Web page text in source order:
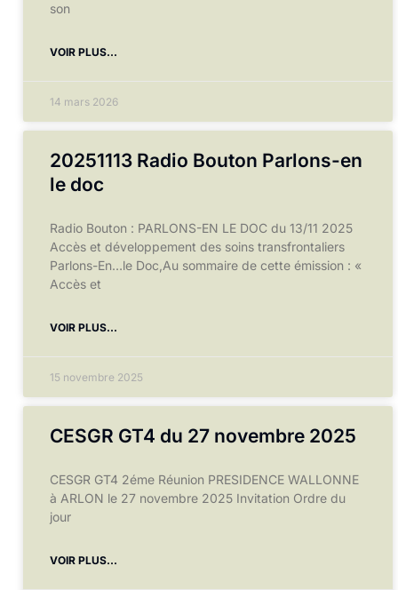
son
VOIR PLUS...
14 mars 2026
20251113 Radio Bouton Parlons-en
le doc
Radio Bouton : PARLONS-EN LE DOC du 13/11 2025
Accès et développement des soins transfrontaliers
Parlons-En…le Doc,Au sommaire de cette émission : «
Accès et
VOIR PLUS...
15 novembre 2025
CESGR GT4 du 27 novembre 2025
CESGR GT4 2éme Réunion PRESIDENCE WALLONNE
à ARLON le 27 novembre 2025 Invitation Ordre du
jour
VOIR PLUS...